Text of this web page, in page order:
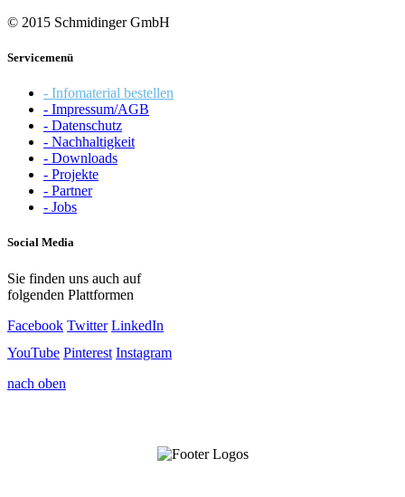
© 2015 Schmidinger GmbH
Servicemenü
- Infomaterial bestellen
- Impressum/AGB
- Datenschutz
- Nachhaltigkeit
- Downloads
- Projekte
- Partner
- Jobs
Social Media
Sie finden uns auch auf
folgenden Plattformen
Facebook Twitter LinkedIn
YouTube Pinterest Instagram
nach oben